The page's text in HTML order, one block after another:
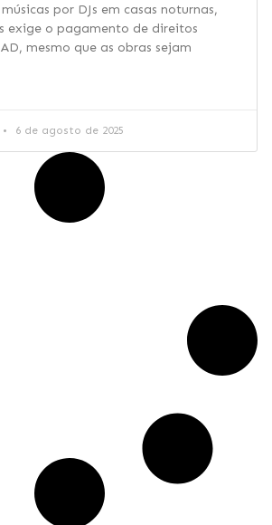
por DJs em casas noturnas,
exige o pagamento de direitos
mesmo que as obras sejam
6 de agosto de 2025